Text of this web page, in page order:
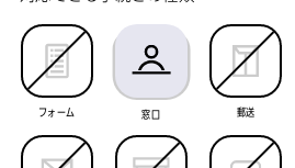
フォーム 窓口 郵送